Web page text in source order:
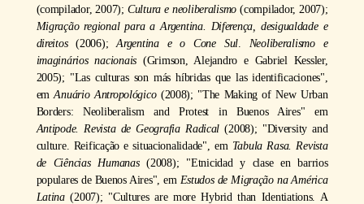
(compilador, 2007); Cultura e neoliberalismo (compilador, 2007);
Migração regional para a Argentina. Diferença, desigualdade e
direitos(2006);Argentina e o Cone Sul
Neoliberalismo e
imaginários nacionais (Grimson, Alejandro e Gabriel Kessler,
2005); "Las culturas son más híbridas que las identificaciones",
emAnuário Antropológico (2008); "The Making of New Urban
Borders: Neoliberalism and Protest in Buenos Aires" em
Antipode. Revista de Geografia Radical (2008); "Diversity and
culture. Reificação e situacionalidade", em Tabula Rasa. Revista
de Ciências Humanas(2008); "Etnicidad y clase en barrios
populares de Buenos Aires", em Estudos de Migração na América
Latina(2007); "Cultures are more Hybrid than Identiations. A